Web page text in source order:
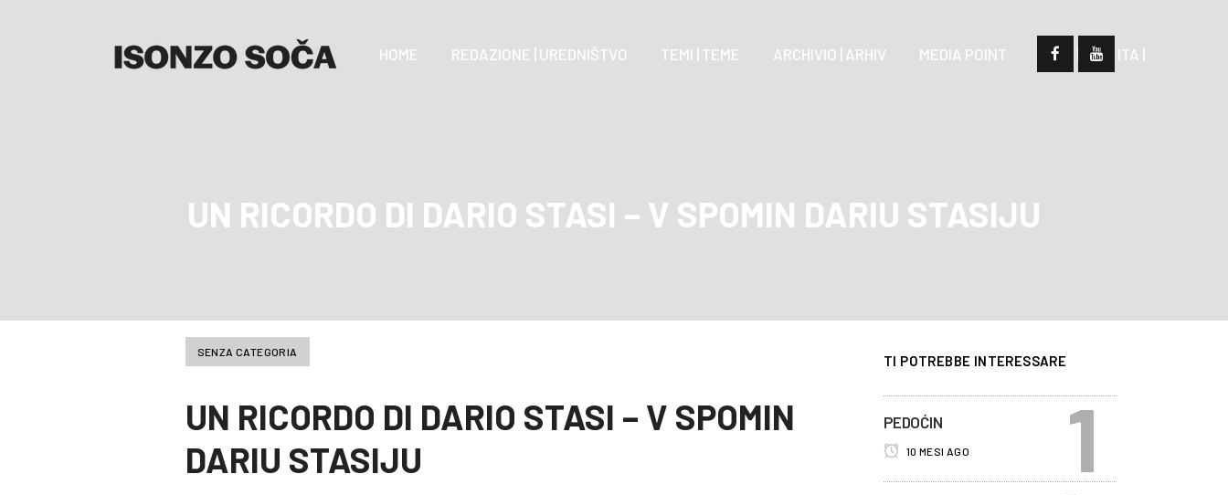
HOME REDAZIONE | UREDNIŠTVO TEMI | TEME ARCHIVIO | ARHIV MEDIA POINT | SLO | | ITA |
UN RICORDO DI DARIO STASI – V SPOMIN DARIU STASIJU
SENZA CATEGORIA
UN RICORDO DI DARIO STASI – V SPOMIN
DARIU STASIJU
TI POTREBBE INTERESSARE
PEDOĆIN
10 MESI AGO